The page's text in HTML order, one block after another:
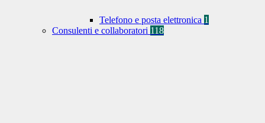
Telefono e posta elettronica 1
Consulenti e collaboratori 118